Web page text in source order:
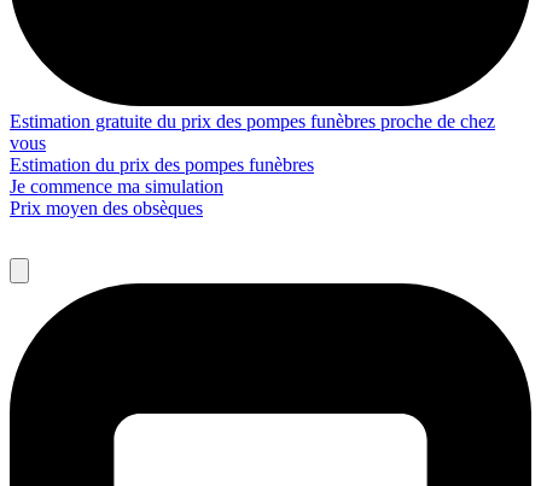
Estimation gratuite du prix des pompes funèbres proche de chez
vous
Estimation du prix des pompes funèbres
Je commence ma simulation
Prix moyen des obsèques